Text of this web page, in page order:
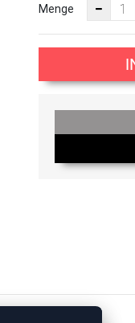
Menge